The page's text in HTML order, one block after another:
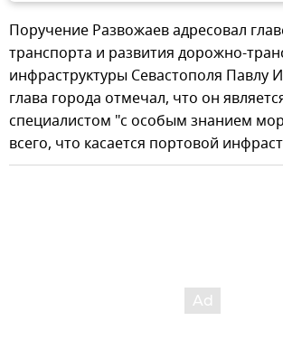
Поручение Развожаев адресовал
транспорта и развития дорожно-
инфраструктуры Севастополя Павлу
глава города отмечал, что он
специалистом "с особым знанием
всего, что касается портовой